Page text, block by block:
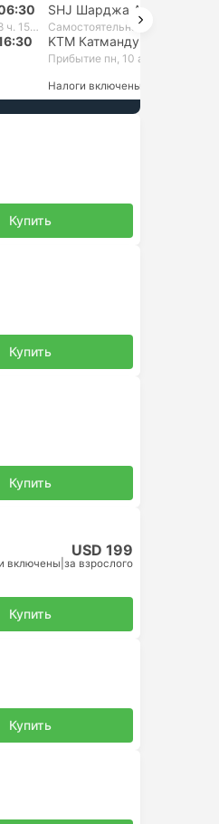
SHJ Шарджа Аэропорт
8 ч. 15 м. Самостоятельная пересадка
KTM Катманду Аэропорт
Прибытие пн, 10 авг.
Налоги включены
Купить
Купить
Купить
USD 199
включены за взрослого
Купить
Купить